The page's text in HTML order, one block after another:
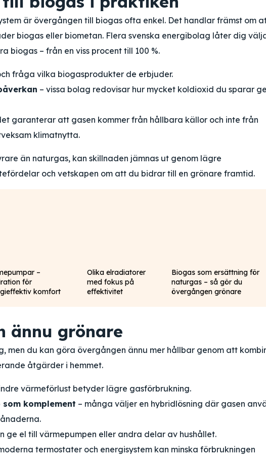
är övergången till biogas ofta enkel. Det handlar främst om
biogas eller biometan. Flera svenska energibolag låter dig
biogas – från en viss procent till 100 %.
fråga vilka biogasprodukter de erbjuder.
– vissa bolag redovisar hur mycket koldioxid du sparar
garanterar att gasen kommer från hållbara källor och inte från
klimatnytta.
än naturgas, kan skillnaden jämnas ut genom lägre
och vetskapen om att du bidrar till en grönare framtid.
–
för
komfort
Olika elradiatorer
med fokus på
effektivitet
Biogas som ersättning för
naturgas – så gör du
övergången grönare
ännu grönare
men du kan göra övergången ännu mer hållbar genom att
åtgärder i hemmet.
värmeförlust betyder lägre gasförbrukning.
komplement – många väljer en hybridlösning där gasen
ge el till värmepumpen eller andra delar av hushållet.
termostater och energisystem kan minska förbrukningen